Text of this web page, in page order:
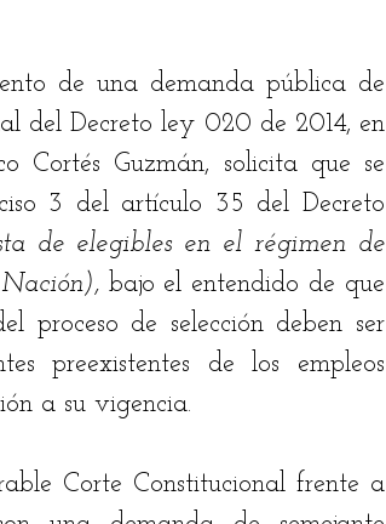
de una demanda pública de
del Decreto ley 020 de 2014, en
Cortés Guzmán, solicita que se
3 del artículo 35 del Decreto
de elegibles en el régimen de
bajo el entendido de que
proceso de selección deben ser
preexistentes de los empleos
a su vigencia.
Corte Constitucional frente a